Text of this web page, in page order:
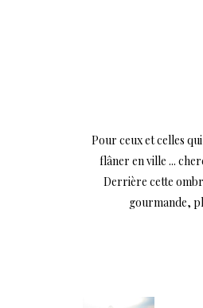
Pour ceux et celles
flâner en ville ...
Derrière cette
gourmande,